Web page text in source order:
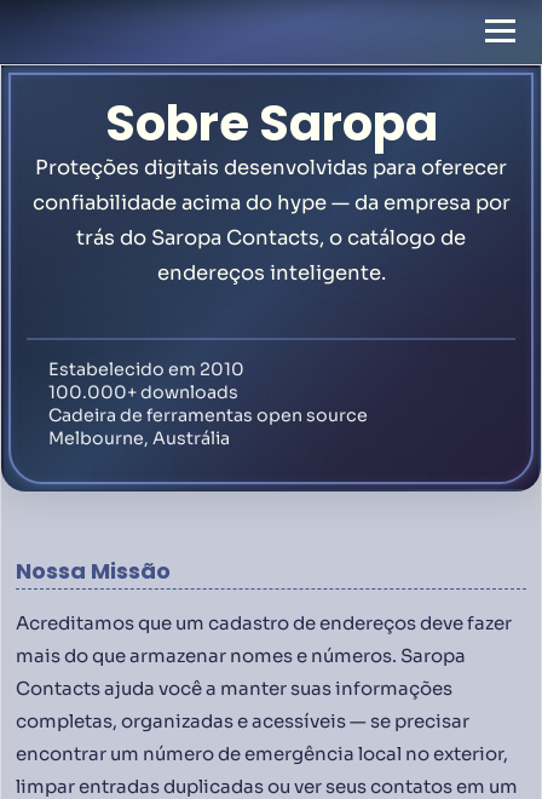
Sobre Saropa
Proteções digitais desenvolvidas para oferecer
confiabilidade acima do hype — da empresa por
trás do Saropa Contacts, o catálogo de
endereços inteligente.
Estabelecido em 2010
100.000+ downloads
Cadeira de ferramentas open source
Melbourne, Austrália
Nossa Missão
Acreditamos que um cadastro de endereços deve fazer
mais do que armazenar nomes e números. Saropa
Contacts ajuda você a manter suas informações
completas, organizadas e acessíveis — se precisar
encontrar um número de emergência local no exterior,
limpar entradas duplicadas ou ver seus contatos em um